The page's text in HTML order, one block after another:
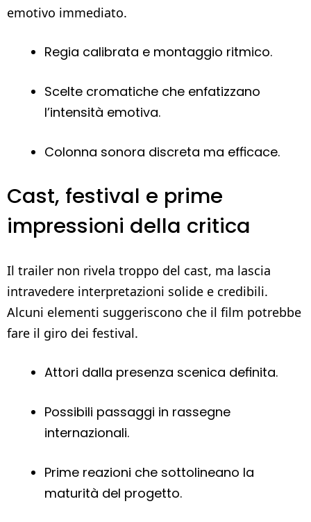
emotivo immediato.
Regia calibrata e montaggio ritmico.
Scelte cromatiche che enfatizzano
l’intensità emotiva.
Colonna sonora discreta ma efficace.
Cast, festival e prime
impressioni della critica
Il trailer non rivela troppo del cast, ma lascia
intravedere interpretazioni solide e credibili.
Alcuni elementi suggeriscono che il film potrebbe
fare il giro dei festival.
Attori dalla presenza scenica definita.
Possibili passaggi in rassegne
internazionali.
Prime reazioni che sottolineano la
maturità del progetto.